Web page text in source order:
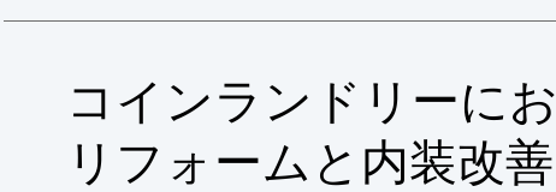
コインランドリーに
リフォームと内装改